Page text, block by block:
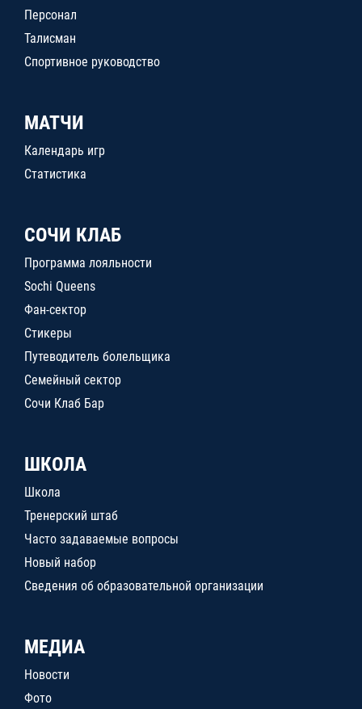
Персонал
Талисман
Спортивное руководство
МАТЧИ
Календарь игр
Статистика
СОЧИ КЛАБ
Программа лояльности
Sochi Queens
Фан-сектор
Стикеры
Путеводитель болельщика
Семейный сектор
Сочи Клаб Бар
ШКОЛА
Школа
Тренерский штаб
Часто задаваемые вопросы
Новый набор
Сведения об образовательной организации
МЕДИА
Новости
Фото